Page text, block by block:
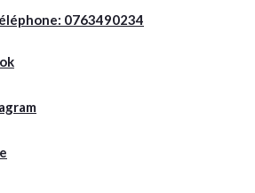
0763490234